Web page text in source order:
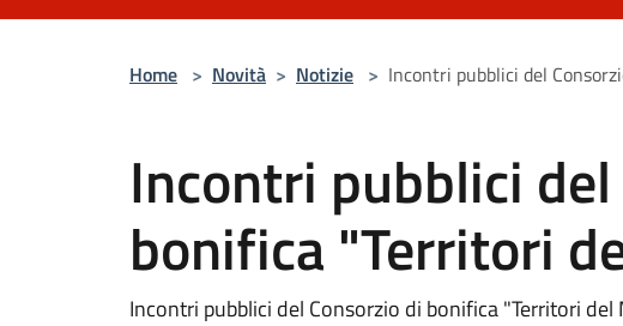
Home > Novità > Notizie > Incontri pubblici del
Incontri pubblici
bonifica "Territori
Incontri pubblici del Consorzio di bonifica "Territori del